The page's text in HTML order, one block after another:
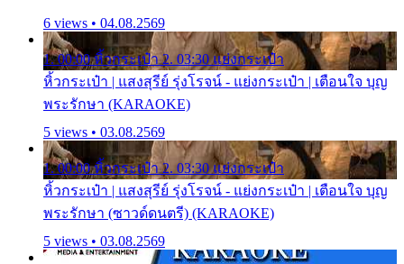
6 views • 04.08.2569
1. 00:00 หิ้วกระเป๋า 2. 03:30 แย่งกระเป๋า
หิ้วกระเป๋า | แสงสุรีย์ รุ่งโรจน์ - แย่งกระเป๋า | เตือนใจ บุญ
พระรักษา (KARAOKE)
5 views • 03.08.2569
1. 00:00 หิ้วกระเป๋า 2. 03:30 แย่งกระเป๋า
หิ้วกระเป๋า | แสงสุรีย์ รุ่งโรจน์ - แย่งกระเป๋า | เตือนใจ บุญ
พระรักษา (ซาวด์ดนตรี) (KARAOKE)
5 views • 03.08.2569